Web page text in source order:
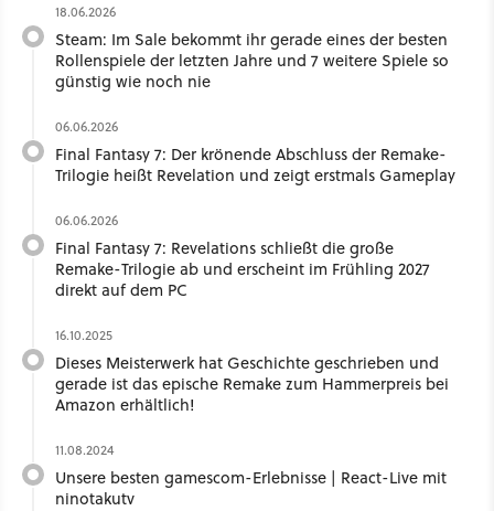
18.06.2026
Steam: Im Sale bekommt ihr gerade eines der besten
Rollenspiele der letzten Jahre und 7 weitere Spiele so
günstig wie noch nie
06.06.2026
Final Fantasy 7: Der krönende Abschluss der Remake-
Trilogie heißt Revelation und zeigt erstmals Gameplay
06.06.2026
Final Fantasy 7: Revelations schließt die große
Remake-Trilogie ab und erscheint im Frühling 2027
direkt auf dem PC
16.10.2025
Dieses Meisterwerk hat Geschichte geschrieben und
gerade ist das epische Remake zum Hammerpreis bei
Amazon erhältlich!
11.08.2024
Unsere besten gamescom-Erlebnisse | React-Live mit
ninotakutv